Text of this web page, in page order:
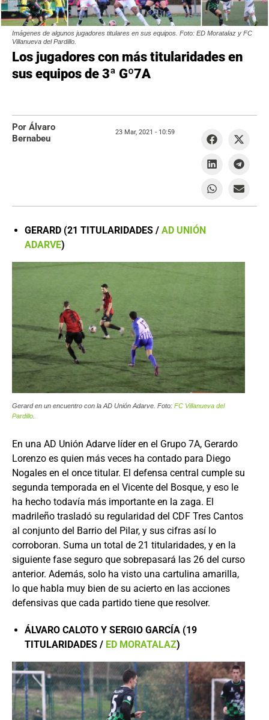
Imágenes de algunos jugadores titulares en sus equipos. Foto: ED Moratalaz y FC
Villanueva del Pardillo.
Los jugadores con más titularidades en
sus equipos de 3ª Gº7A
GERARD (21 TITULARIDADES / AD UNIÓN
ADARVE)
Gerard en un encuentro con la AD Unión Adarve. Foto: FC Villanueva del
Pardillo
En una AD Unión Adarve líder en el Grupo 7A, Gerardo
Lorenzo es quien más veces ha contado para Diego
Nogales en el once titular. El defensa central cumple su
segunda temporada en el Vicente del Bosque, y eso le
ha hecho todavía más importante en la zaga. El
madrileño trasladó su regularidad del CDF Tres Cantos
al conjunto del Barrio del Pilar, y sus cifras así lo
corroboran. Suma un total de 21 titularidades, y en la
siguiente fase seguro que sobrepasará las 26 del curso
anterior. Además, solo ha visto una cartulina amarilla,
lo que habla muy bien de su acierto en las acciones
defensivas que cada partido tiene que resolver.
ÁLVARO CALOTO Y SERGIO GARCÍA (19
TITULARIDADES / ED MORATALAZ)
Por Álvaro
Bernabeu
23 Mar, 2021 - 10:59